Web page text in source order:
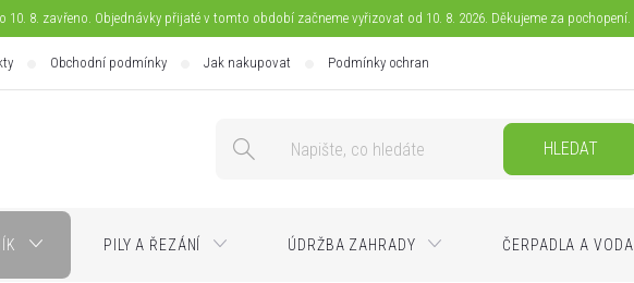
10. 8. zavřeno. Objednávky přijaté v tomto období začneme vyřizovat od 10. 8. 2026. Děkujeme za pochopení.
Obchodní podmínky Jak nakupovat Podmínky ochrany osobních údajů
HLEDAT
PILY A ŘEZÁNÍ ÚDRŽBA ZAHRADY ČERPADLA A VODA